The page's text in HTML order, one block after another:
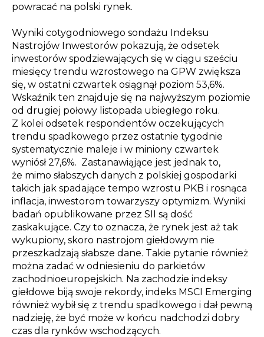
powracać na polski rynek.
Wyniki cotygodniowego sondażu Indeksu
Nastrojów Inwestorów pokazują, że odsetek
inwestorów spodziewających się w ciągu sześciu
miesięcy trendu wzrostowego na GPW zwiększa
się, w ostatni czwartek osiągnął poziom 53,6%.
Wskaźnik ten znajduje się na najwyższym poziomie
od drugiej połowy listopada ubiegłego roku.
Z kolei odsetek respondentów oczekujących
trendu spadkowego przez ostatnie tygodnie
systematycznie maleje i w miniony czwartek
wyniósł 27,6%. Zastanawiąjące jest jednak to,
że mimo słabszych danych z polskiej gospodarki
takich jak spadające tempo wzrostu PKB i rosnąca
inflacja, inwestorom towarzyszy optymizm. Wyniki
badań opublikowane przez SII są dość
zaskakujące. Czy to oznacza, że rynek jest aż tak
wykupiony, skoro nastrojom giełdowym nie
przeszkadzają słabsze dane. Takie pytanie również
można zadać w odniesieniu do parkietów
zachodnioeuropejskich. Na zachodzie indeksy
giełdowe biją swoje rekordy, indeks MSCI Emerging
również wybił się z trendu spadkowego i dał pewną
nadzieję, że być może w końcu nadchodzi dobry
czas dla rynków wschodzących.